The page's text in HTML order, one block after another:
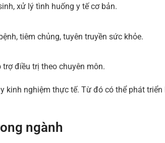
xử lý tình huống y tế cơ bản.
tiêm chủng, tuyên truyền sức khỏe.
điều trị theo chuyên môn.
kinh nghiệm thực tế. Từ đó có thể phát
ngành